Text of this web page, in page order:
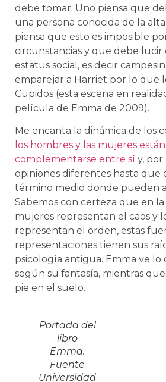
debe tomar. Uno piensa que
una persona conocida de la
piensa que esto es imposible
circunstancias y que debe lucir
estatus social, es decir
emparejar a Harriet por lo que
Cupidos (esta escena en
película de Emma de 2009).
Me encanta la dinámica de los
los hombres y las mujeres
complementarse entre sí y,
opiniones diferentes hasta
término medio donde pueden
Sabemos con certeza que en
mujeres representan el caos y
representan el orden, estas
representaciones tienen sus
psicología antigua. Emma ve
según su fantasía, mientras
pie en el suelo.
Portada del
libro
Emma.
Fuente
Universidad